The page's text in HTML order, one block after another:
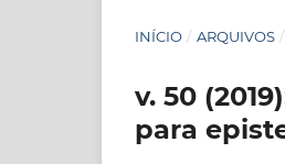
INÍCIO / ARQUIVOS /
v. 50
para